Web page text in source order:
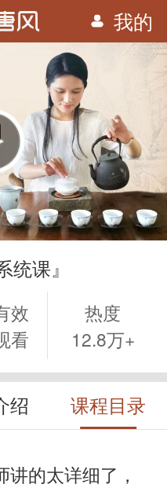
我的
课』
效
看
热度
12.8万+
绍 课程目录
讲的太详细了，